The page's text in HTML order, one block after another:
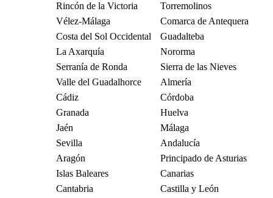
Rincón de la Victoria
Torremolinos
Vélez-Málaga
Comarca de Antequera
Costa del Sol Occidental
Guadalteba
La Axarquía
Nororma
Serranía de Ronda
Sierra de las Nieves
Valle del Guadalhorce
Almería
Cádiz
Córdoba
Granada
Huelva
Jaén
Málaga
Sevilla
Andalucía
Aragón
Principado de Asturias
Islas Baleares
Canarias
Cantabria
Castilla y León